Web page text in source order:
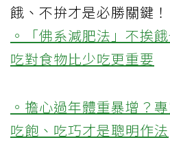
餓、不拚才是必勝關鍵！
。「佛系減肥法」不挨
吃對食物比少吃更重要
。擔心過年體重暴增？
吃飽、吃巧才是聰明作法